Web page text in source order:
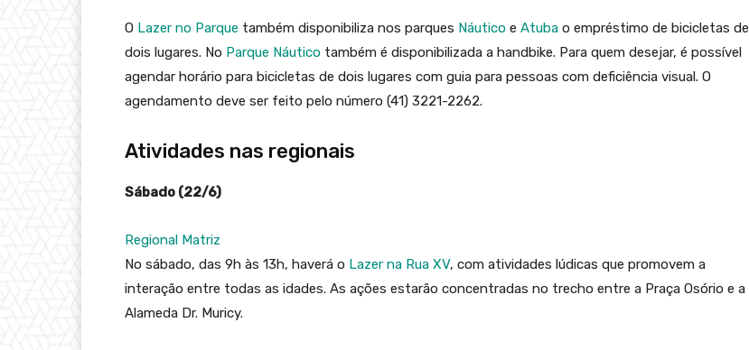
O Lazer no Parque também disponibiliza nos parques Náutico e Atuba o empréstimo de bicicletas de
dois lugares. No Parque Náutico também é disponibilizada a handbike. Para quem desejar, é possível
agendar horário para bicicletas de dois lugares com guia para pessoas com deficiência visual. O
agendamento deve ser feito pelo número (41) 3221-2262.
Atividades nas regionais
Sábado (22/6)
Regional Matriz
No sábado, das 9h às 13h, haverá o Lazer na Rua XV, com atividades lúdicas que promovem a
interação entre todas as idades. As ações estarão concentradas no trecho entre a Praça Osório e a
Alameda Dr. Muricy.